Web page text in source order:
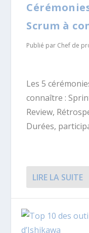
Scrum à
Publié par Chef de
Les 5
connaître :
Review,
Durées,
LIRE LA SUITE